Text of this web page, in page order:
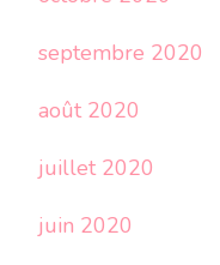
septembre 2020
août 2020
juillet 2020
juin 2020